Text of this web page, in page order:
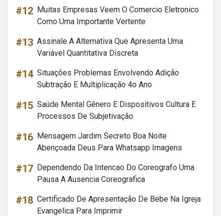
#12 Muitas Empresas Veem O Comercio Eletronico
Como Uma Importante Vertente
#13 Assinale A Alternativa Que Apresenta Uma
Variável Quantitativa Discreta
#14 Situações Problemas Envolvendo Adição
Subtração E Multiplicação 4o Ano
#15 Saúde Mental Gênero E Dispositivos Cultura E
Processos De Subjetivação
#16 Mensagem Jardim Secreto Boa Noite
Abençoada Deus Para Whatsapp Imagens
#17 Dependendo Da Intencao Do Coreografo Uma
Pausa A Ausencia Coreografica
#18 Certificado De Apresentação De Bebe Na Igreja
Evangelica Para Imprimir